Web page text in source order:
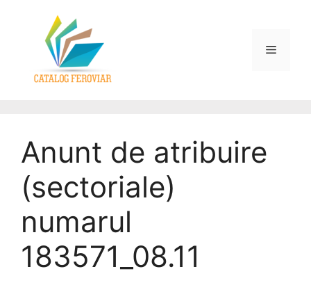
Anunt de atribuire
(sectoriale)
numarul
183571_08.11